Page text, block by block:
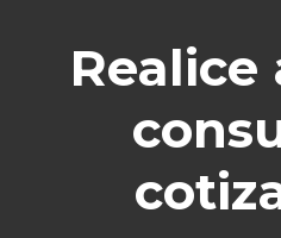
Realice